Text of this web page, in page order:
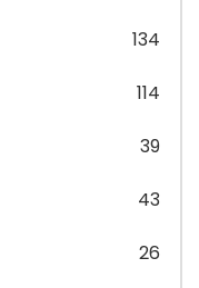
134
114
39
43
26